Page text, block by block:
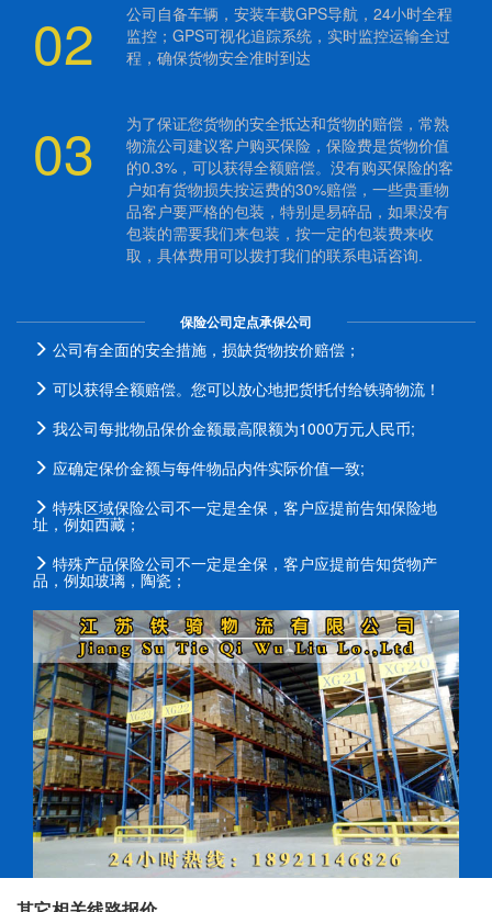
02
公司自备车辆，安装车载GPS导航，24小时全程
监控；GPS可视化追踪系统，实时监控运输全过
程，确保货物安全准时到达
03
为了保证您货物的安全抵达和货物的赔偿，常熟
物流公司建议客户购买保险，保险费是货物价值
的0.3%，可以获得全额赔偿。没有购买保险的客
户如有货物损失按运费的30%赔偿，一些贵重物
品客户要严格的包装，特别是易碎品，如果没有
包装的需要我们来包装，按一定的包装费来收
取，具体费用可以拨打我们的联系电话咨询.
保险公司定点承保公司
公司有全面的安全措施，损缺货物按价赔偿；
可以获得全额赔偿。您可以放心地把货l托付给铁骑物流！
我公司每批物品保价金额最高限额为1000万元人民币;
应确定保价金额与每件物品内件实际价值一致;
特殊区域保险公司不一定是全保，客户应提前告知保险地
址，例如西藏；
特殊产品保险公司不一定是全保，客户应提前告知货物产
品，例如玻璃，陶瓷；